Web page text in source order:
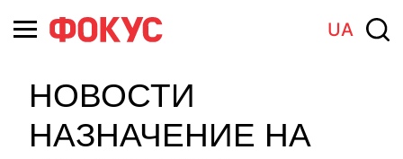
UA
НОВОСТИ
НАЗНАЧЕНИЕ НА